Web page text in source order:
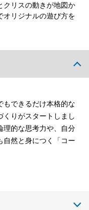
クリスの動きが地図か
オリジナルの遊び方を
もできるだけ本格的な
くりがスタートしまし
理的な思考力や、自分
自然と身につく「コー